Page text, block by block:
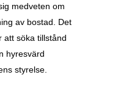
medveten om
av bostad. Det
att söka tillstånd
hyresvärd
styrelse.